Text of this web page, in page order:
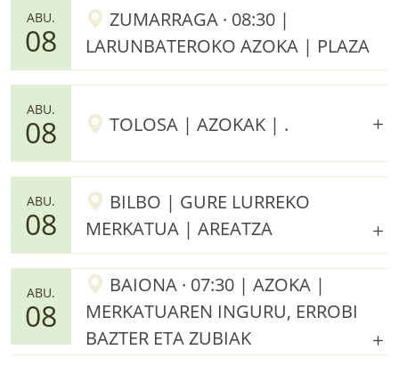
ABU.
08
ZUMARRAGA · 08:30 |
LARUNBATEROKO AZOKA | PLAZA
ABU.
08 TOLOSA | AZOKAK | .
ABU.
08
BILBO | GURE LURREKO
MERKATUA | AREATZA
ABU.
08
BAIONA · 07:30 | AZOKA |
MERKATUAREN INGURU, ERROBI
BAZTER ETA ZUBIAK